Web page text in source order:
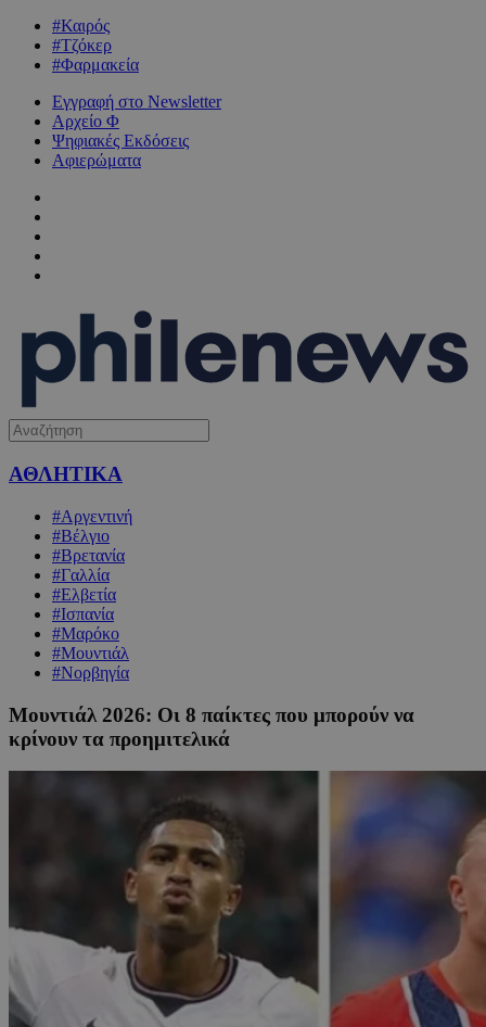
#Καιρός
#Τζόκερ
#Φαρμακεία
Εγγραφή στο Newsletter
Αρχείο Φ
Ψηφιακές Εκδόσεις
Αφιερώματα
ΑΘΛΗΤΙΚΑ
#Αργεντινή
#Βέλγιο
#Βρετανία
#Γαλλία
#Ελβετία
#Ισπανία
#Μαρόκο
#Μουντιάλ
#Νορβηγία
Μουντιάλ 2026: Οι 8 παίκτες που μπορούν να
κρίνουν τα προημιτελικά